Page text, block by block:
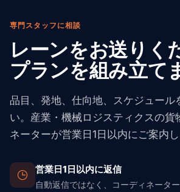
専門スタッフに相談
レーンをお送りく
プランを組み立て
品目、発地、仕向地、スケジュール
い。産業・機械ロジスティクスの貨
ネーターが営業日1日以内にご案内し
営業日1日以内に返信
自動返信ではなく、コーディネーター